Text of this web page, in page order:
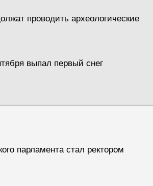
проводить археологические
выпал первый снег
парламента стал ректором